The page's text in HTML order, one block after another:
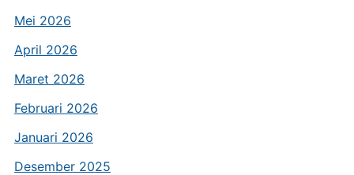
Mei 2026
April 2026
Maret 2026
Februari 2026
Januari 2026
Desember 2025